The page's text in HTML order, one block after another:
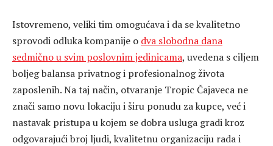
Istovremeno, veliki tim omogućava i da se kvalitetno
sprovodi odluka kompanije o dva slobodna dana
sedmično u svim poslovnim jedinicama, uvedena s ciljem
boljeg balansa privatnog i profesionalnog života
zaposlenih. Na taj način, otvaranje Tropic Čajaveca ne
znači samo novu lokaciju i širu ponudu za kupce, već i
nastavak pristupa u kojem se dobra usluga gradi kroz
odgovarajući broj ljudi, kvalitetnu organizaciju rada i